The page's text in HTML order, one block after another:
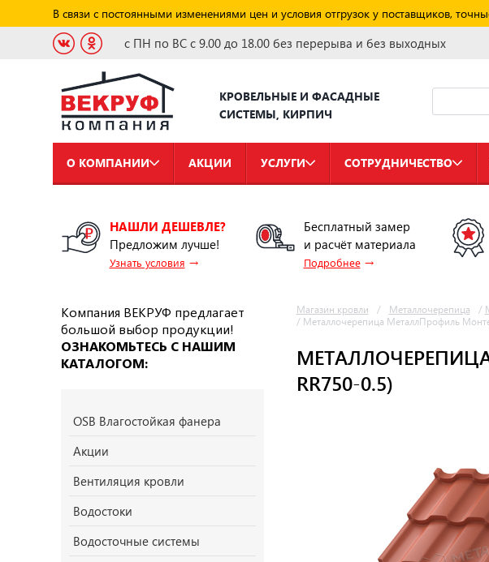
В связи с постоянными изменениями цен и условия отгрузок у поставщиков,
с ПН по ВС с 9.00 до 18.00 без перерыва и без выходных
КРОВЕЛЬНЫЕ И ФАСАДНЫЕ
СИСТЕМЫ, КИРПИЧ
О КОМПАНИИ АКЦИИ УСЛУГИ СОТРУДНИЧЕСТВО
НАШЛИ ДЕШЕВЛЕ?
Предложим лучше!
Узнать условия →
Бесплатный замер
и расчёт материала
Подробнее→
Компания ВЕКРУФ предлагает
большой выбор продукции!
ОЗНАКОМЬТЕСЬ С НАШИМ
КАТАЛОГОМ:
OSB Влагостойкая фанера
Акции
Вентиляция кровли
Водостоки
Водосточные системы
Магазин кровли / Металлочерепица /
/ Металлочерепица МеталлПрофиль
RR750-0.5)